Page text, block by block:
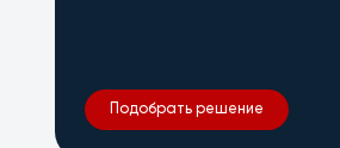
Подобрать решение